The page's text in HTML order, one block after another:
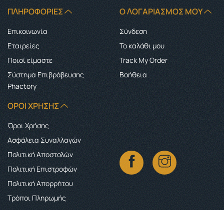
ΠΛΗΡΟΦΟΡΊΕΣ
Επικοινωνία
Εταιρείες
Ποιοί είμαστε
Σύστημα Επιβράβευσης
Phactory
Ο ΛΟΓΑΡΙΑΣΜΌΣ ΜΟΥ
Σύνδεση
Το καλάθι μου
Track My Order
Boήθεια
ΌΡΟΙ ΧΡΉΣΗΣ
Όροι Χρήσης
Ασφάλεια Συναλλαγών
Πολιτική Αποστολών
Πολιτική Επιστροφών
Πολιτική Απορρήτου
Τρόποι Πληρωμής